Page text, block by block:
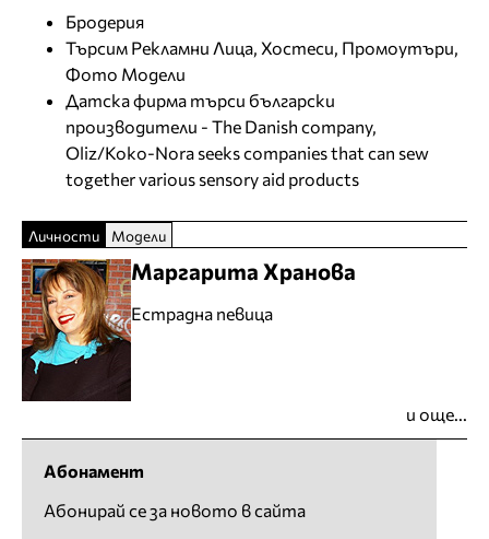
Бродерия
Търсим Рекламни Лица, Хостеси, Промоутъри,
Фото Модели
Датска фирма търси български
производители - The Danish company,
Oliz/Koko-Nora seeks companies that can sew
together various sensory aid products
Личности Модели
Маргарита Хранова
Естрадна певица
и още...
Абонамент
Абонирай се за новото в сайта